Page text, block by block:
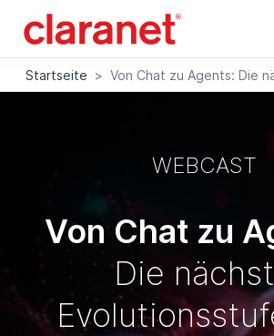
Startseite >
WEBCAST
Von Chat zu
Die